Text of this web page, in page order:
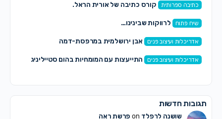
כתיבה ספרותית קורס כתיבה של אורית הראל.
שיח פתוח לרווקות שבינינו…
אדריכלות ועיצוב פנים אבן ירושלמית במרפסת-דמה
אדריכלות ועיצוב פנים התייעצות עם המומחיות בהום סטייליניג
תגובות חדשות
שושנה לרפלדon פרשת ראה